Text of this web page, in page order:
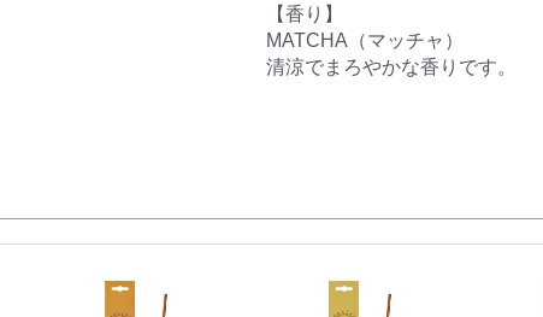
【香り】
MATCHA（マッチャ）
清涼でまろやかな香りです。